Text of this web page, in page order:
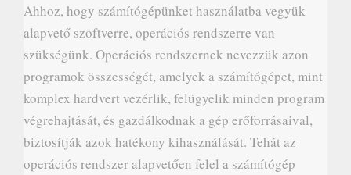
Ahhoz, hogy számítógépünket használatba vegyük
alapvető szoftverre, operációs rendszerre van
szükségünk. Operációs rendszernek nevezzük azon
programok összességét, amelyek a számítógépet, mint
komplex hardvert vezérlik, felügyelik minden program
végrehajtását, és gazdálkodnak a gép erőforrásaival,
biztosítják azok hatékony kihasználását. Tehát az
operációs rendszer alapvetően felel a számítógép